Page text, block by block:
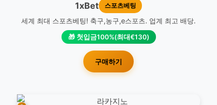
1xBet 스포츠베팅
세계 최대 스포츠베팅! 축구,농구,e스포츠. 업계 최고 배당.
🎁 첫입금100%(최대€130)
구매하기